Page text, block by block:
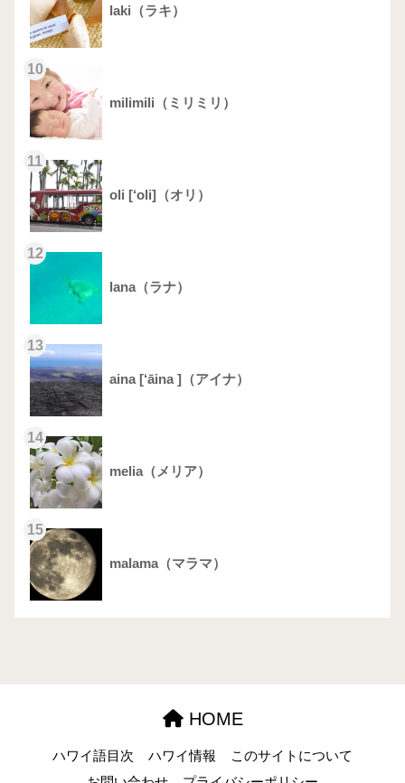
laki（ラキ）
10
milimili（ミリミリ）
11
oli [‘oli]（オリ）
12
lana（ラナ）
13
aina [‘āina ]（アイナ）
14
melia（メリア）
15
malama（マラマ）
HOME
ハワイ語目次 ハワイ情報
このサイトについて